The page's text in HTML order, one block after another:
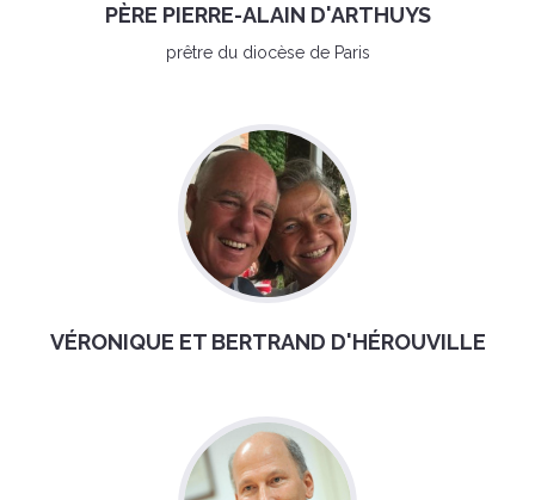
PÈRE PIERRE-ALAIN D'ARTHUYS
prêtre du diocèse de Paris
VÉRONIQUE ET BERTRAND D'HÉROUVILLE